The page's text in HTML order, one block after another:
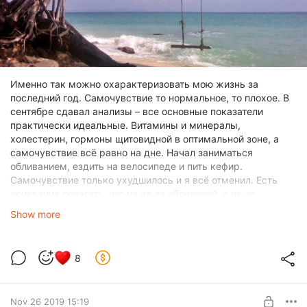
Именно так можно охарактеризовать мою жизнь за
последний год. Самочувствие то нормальное, то плохое. В
сентябре сдавал анализы – все основные показатели
практически идеальные. Витамины и минералы,
холестерин, гормоны щитовидной в оптимальной зоне, а
самочувствие всё равно на дне. Начал заниматься
обливанием, ездить на велосипеде и пить кефир.
Самочувствие только ухудшилось и я всё отменил. Есть
основания полагать, что не из-за обливаний, а из-за
странно, учитывая мою любовь к теплу и неприязнь к
В начале ноября желчный болел, и я сделал УЗИ. В мае
камни были 16 и 12 мм. В ноябре стали 11 и 10 мм. Камни
сделал УЗИ с определением функции. Сначала измерили
Show more
8
Nov 26 2019 15:19